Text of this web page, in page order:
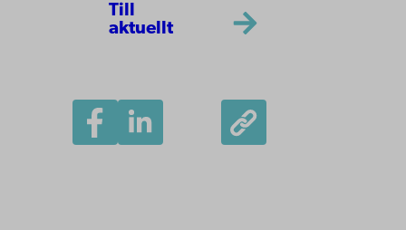
Till
aktuellt